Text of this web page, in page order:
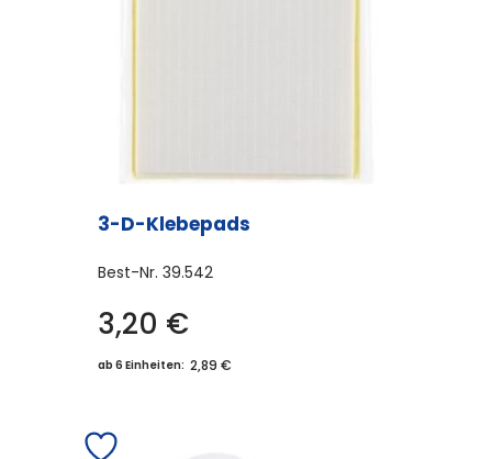
3-D-Klebepads
Best-Nr. 39.542
3,20 €
ab 6 Einheiten: 2,89 €